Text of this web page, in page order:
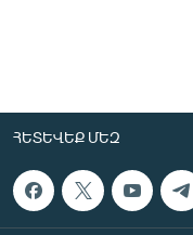
ՀԵՏԵՎԵՔ ՄԵԶ